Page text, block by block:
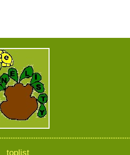
toplist